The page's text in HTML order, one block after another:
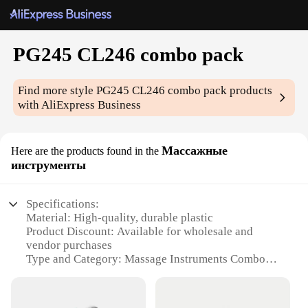
PG245 CL246 combo pack
Find more stylePG245 CL246 combo pack products
with AliExpress Business
Here are the products found in the Массажные
инструменты
Specifications:
Material: High-quality, durable plastic
Product Discount: Available for wholesale and
vendor purchases
Type and Category: Massage Instruments Combo